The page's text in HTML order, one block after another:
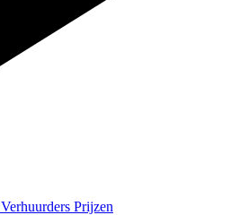
Verhuurders Prijzen